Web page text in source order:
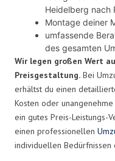
Heidelberg nach
Montage deiner
umfassende
des gesamten
Wir legen großen Wert
Preisgestaltung. Bei
erhältst du einen
Kosten oder
ein gutes Preis-Leistungs-
einen professionellen
individuellen Bedürfnissen